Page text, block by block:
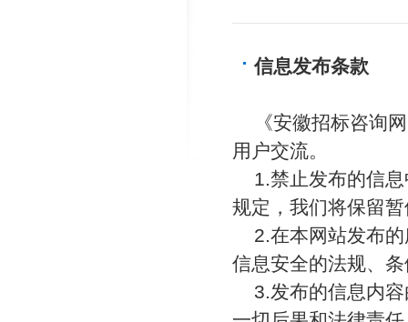
信息发布条款
《安徽招标咨询
用户交流。
1.禁止发布的信
规定，我们将保留
2.在本网站发布
信息安全的法规、
3.发布的信息内